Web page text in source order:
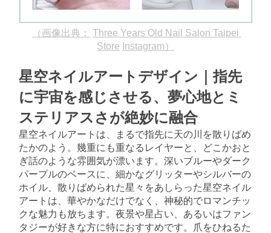
（画像出典：
Three Years Old Nail Salon Taipei
Store Instagram）
星空ネイルアートデザイン｜指先
に宇宙を感じさせる、夢心地とミ
ステリアスさが絶妙に融合
星空ネイルアートは、まるで指先に天の川を散りばめ
たかのよう。幾重にも重なるレイヤーと、どこかおと
ぎ話のような雰囲気が漂います。深いブルーやダーク
パープルのベースに、細かなグリッターやシルバーの
ホイル、散りばめられた星々をあしらった星空ネイル
アートは、華やかなだけでなく、神秘的でロマンチッ
クな魅力も放ちます。夜景や星占い、あるいはファン
タジーが好きな方に特におすすめです。爪をひねるた